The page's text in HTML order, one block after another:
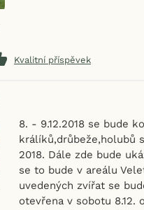
Kvalitní příspěvek
8. - 9.12.2018 se bude
králíků,drůbeže,holubů
2018. Dále zde bude
se to bude v areálu
uvedených zvířat se
otevřena v sobotu 8.12.